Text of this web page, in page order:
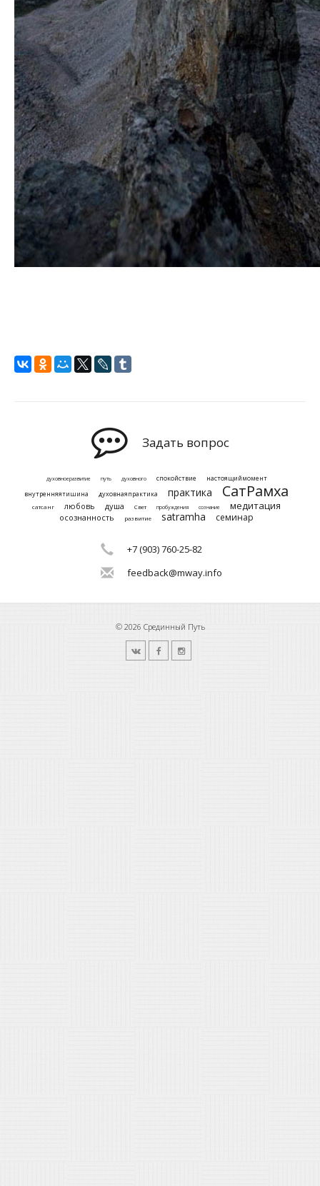
Задать вопрос
духовноеразвитие путь духовного спокойствие
настоящиймомент
внутренняятишина
духовнаяпрактика практика СатРамха
сатсанг любовь душа Свет пробуждения сознание медитация
осознанность развитие satramha семинар
+7 (903) 760-25-82
feedback@mway.info
© 2026 Срединный Путь